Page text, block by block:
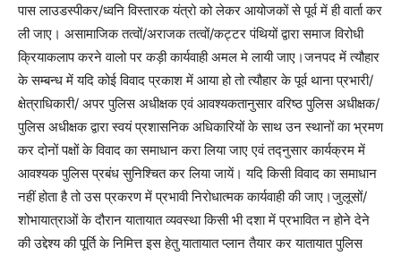
पास लाउडस्पीकर/ध्वनि विस्तारक यंत्रो को लेकर आयोजकों से पूर्व में ही वार्ता कर
ली जाए। असामाजिक तत्वों/अराजक तत्वों/कट्टर पंथियों द्वारा समाज विरोधी
क्रियाकलाप करने वालो पर कड़ी कार्यवाही अमल मे लायी जाए।जनपद में त्यौहार
के सम्बन्ध में यदि कोई विवाद प्रकाश में आया हो तो त्यौहार के पूर्व थाना प्रभारी/
क्षेत्राधिकारी/ अपर पुलिस अधीक्षक एवं आवश्यकतानुसार वरिष्ठ पुलिस अधीक्षक/
पुलिस अधीक्षक द्वारा स्वयं प्रशासनिक अधिकारियों के साथ उन स्थानों का भ्रमण
कर दोनों पक्षों के विवाद का समाधान करा लिया जाए एवं तद्नुसार कार्यक्रम में
आवश्यक पुलिस प्रबंध सुनिश्चित कर लिया जायें। यदि किसी विवाद का समाधान
नहीं होता है तो उस प्रकरण में प्रभावी निरोधात्मक कार्यवाही की जाए।जुलूसों/
शोभायात्राओं के दौरान यातायात व्यवस्था किसी भी दशा में प्रभावित न होने देने
की उद्देश्य की पूर्ति के निमित्त इस हेतु यातायात प्लान तैयार कर यातायात पुलिस